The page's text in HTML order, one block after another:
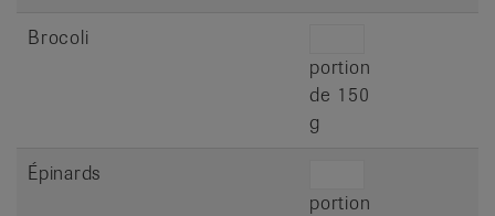
Brocoli
portion
de 150
g
Épinards
portion